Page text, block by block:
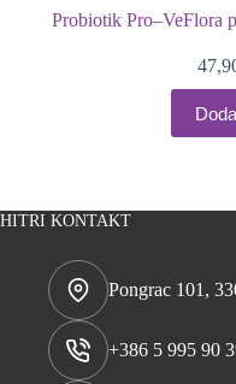
Probiotik Pro–VeFlora
HITRI KONTAKT
Pongrac 101,
+386 5 995 90